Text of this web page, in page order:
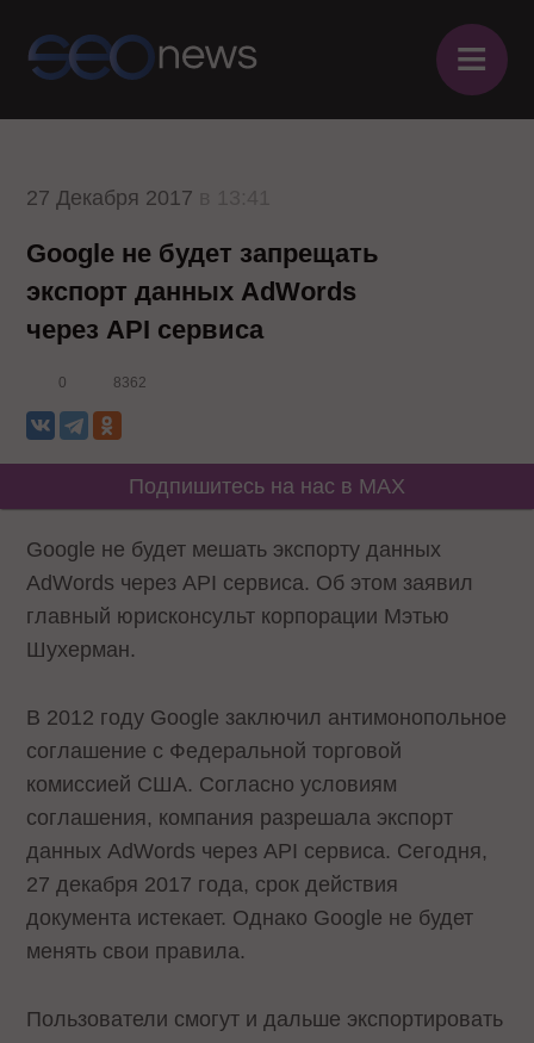
≡
27 Декабря 2017
Google не будет запрещать
экспорт данных AdWords
через API сервиса
0 8362
Подпишитесь на нас в MAX
Google не будет мешать экспорту данных
AdWords через API сервиса. Об этом заявил
главный юрисконсульт корпорации Мэтью
Шухерман.
В 2012 году Google заключил антимонопольное
соглашение с Федеральной торговой
комиссией США. Согласно условиям
соглашения, компания разрешала экспорт
данных AdWords через API сервиса. Сегодня,
27 декабря 2017 года, срок действия
документа истекает. Однако Google не будет
менять свои правила.
Пользователи смогут и дальше экспортировать